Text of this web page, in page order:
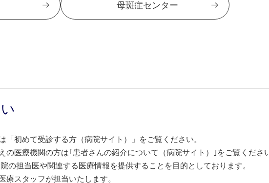
母斑症センター
「初めて受診する方（病院サイト）」をご覧ください。
の医療機関の方は｢患者さんの紹介について（病院サイト）｣をご覧くださ
の担当医や関連する医療情報を提供することを目的としております。
スタッフが担当いたします。